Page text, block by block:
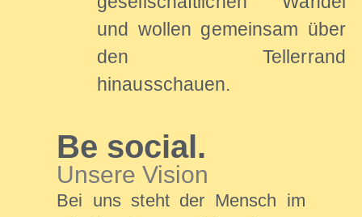
und wollen gemeinsam über
den Tellerrand
hinausschauen.
Be social.
Unsere Vision
Bei uns steht der Mensch im